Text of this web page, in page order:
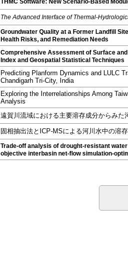
THMC Software: New Scenario-Based
The Advanced Interface of Thermal-
Groundwater Quality at a Former Landfill
Health Risks, and Remediation Needs
Comprehensive Assessment of Surface
Index and Geospatial Statistical Techniques
Predicting Planform Dynamics and LULC
Chandigarh Tri-City, India
Exploring the Interrelationships Among
Analysis
遠賀川流域における主要溶存成分からみた
固相抽出法とICP-MSによる河川水中の溶
Trade-off analysis of drought-resistant
objective interbasin net-flow simulation-